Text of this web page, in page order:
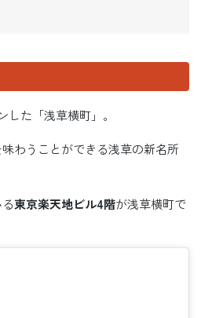
した「浅草横町」。
わうことができる浅草の新名所
東京楽天地ビル4階が浅草横町で